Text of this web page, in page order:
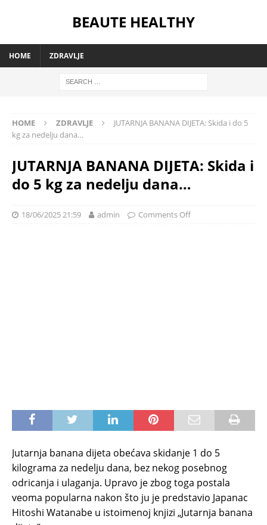
BEAUTE HEALTHY
HOME ZDRAVLJE
HOME ZDRAVLJE
JUTARNJA BANANA DIJETA: Skida i do 5
kg za nedelju dana…
JUTARNJA BANANA DIJETA: Skida i
do 5 kg za nedelju dana…
18/06/2025 21:59 admin Comments Off
Jutarnja banana dijeta obećava skidanje 1 do 5
kilograma za nedelju dana, bez nekog posebnog
odricanja i ulaganja. Upravo je zbog toga postala
veoma popularna nakon što ju je predstavio Japanac
Hitoshi Watanabe u istoimenoj knjizi „Jutarnja banana